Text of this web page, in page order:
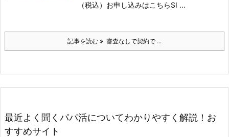
（税込） お申し込みはこちらSI ...
記事を読む 審査なしで契約で ...
最近よく聞くパパ活についてわかりやすく解説！お
すすめサイト